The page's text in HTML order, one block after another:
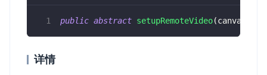
public abstract setupRemoteVideo(canvas
详情